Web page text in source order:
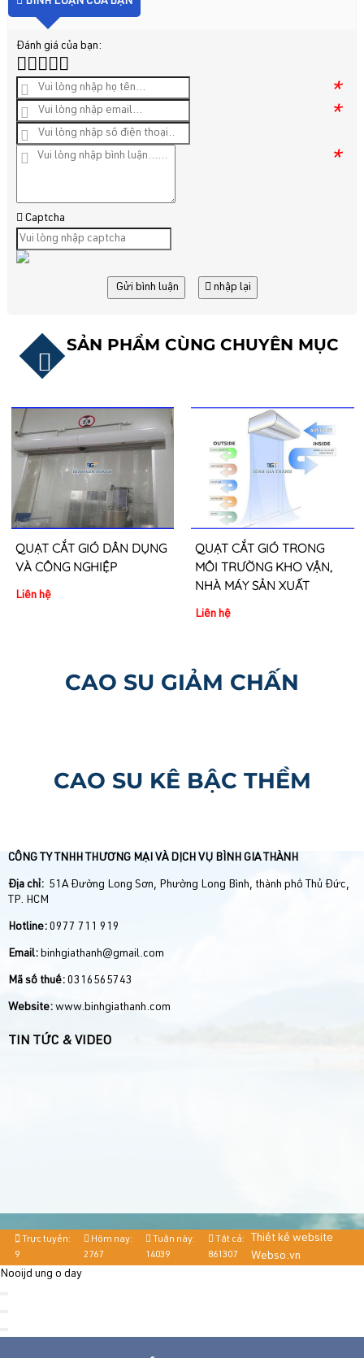
Đánh giá của bạn:
*
*
*
Captcha
Gửi bình luận nhập lại
SẢN PHẨM CÙNG CHUYÊN MỤC
QUẠT CẮT GIÓ DÂN DỤNG
VÀ CÔNG NGHIỆP
Liên hệ
QUẠT CẮT GIÓ TRONG
MÔI TRƯỜNG KHO VẬN,
NHÀ MÁY SẢN XUẤT
Liên hệ
CAO SU GIẢM CHẤN
CAO SU KÊ BẬC THỀM
CÔNG TY TNHH THƯƠNG MẠI VÀ DỊCH VỤ BÌNH GIA THÀNH
Địa chỉ: 51A Đường Long Sơn, Phường Long Bình, thành phố Thủ Đức,
TP. HCM
Hotline: 0977 711 919
Email: binhgiathanh@gmail.com
Mã số thuế: 0316565743
Website: www.binhgiathanh.com
TIN TỨC & VIDEO
Trực tuyến:
9
Hôm nay:
2767
Tuần này:
14039
Tất cả:
861307
Thiết kế website
Webso.vn
Nooijd ung o day